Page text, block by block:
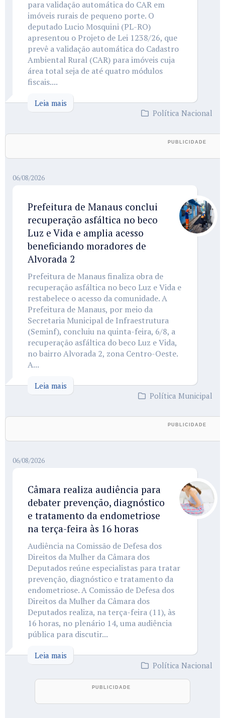
para validação automática do CAR em
imóveis rurais de pequeno porte. O
deputado Lucio Mosquini (PL-RO)
apresentou o Projeto de Lei 1238/26, que
prevê a validação automática do Cadastro
Ambiental Rural (CAR) para imóveis cuja
área total seja de até quatro módulos
fiscais....
Leia mais
Política Nacional
06/08/2026
Prefeitura de Manaus conclui
recuperação asfáltica no beco
Luz e Vida e amplia acesso
beneficiando moradores de
Alvorada 2
Prefeitura de Manaus finaliza obra de
recuperação asfáltica no beco Luz e Vida e
restabelece o acesso da comunidade. A
Prefeitura de Manaus, por meio da
Secretaria Municipal de Infraestrutura
(Seminf), concluiu na quinta-feira, 6/8, a
recuperação asfáltica do beco Luz e Vida,
no bairro Alvorada 2, zona Centro-Oeste.
A...
Leia mais
Política Municipal
06/08/2026
Câmara realiza audiência para
debater prevenção, diagnóstico
e tratamento da endometriose
na terça-feira às 16 horas
Audiência na Comissão de Defesa dos
Direitos da Mulher da Câmara dos
Deputados reúne especialistas para tratar
prevenção, diagnóstico e tratamento da
endometriose. A Comissão de Defesa dos
Direitos da Mulher da Câmara dos
Deputados realiza, na terça-feira (11), às
16 horas, no plenário 14, uma audiência
pública para discutir...
Leia mais
Política Nacional